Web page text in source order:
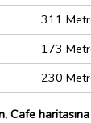
311
173
230
Cafe haritasına